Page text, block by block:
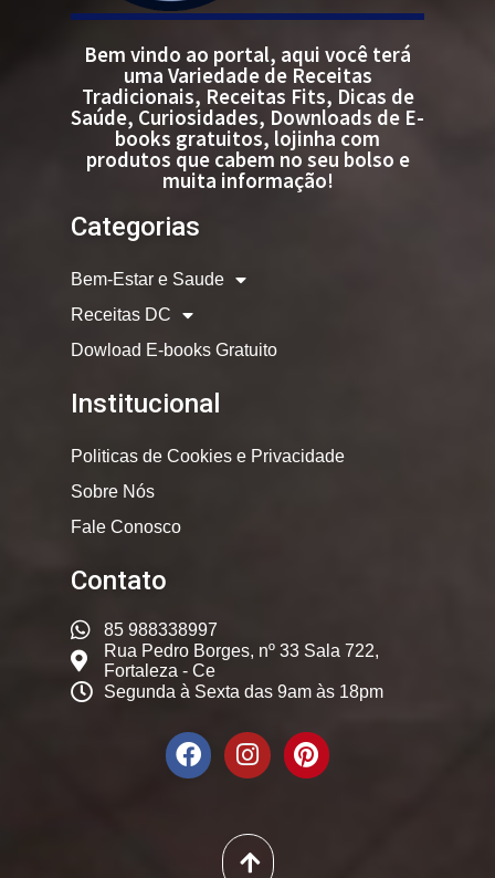
Bem vindo ao portal, aqui você terá
uma Variedade de Receitas
Tradicionais, Receitas Fits, Dicas de
Saúde, Curiosidades, Downloads de E-
books gratuitos, lojinha com
produtos que cabem no seu bolso e
muita informação!
Categorias
Bem-Estar e Saude
Receitas DC
Dowload E-books Gratuito
Institucional
Politicas de Cookies e Privacidade
Sobre Nós
Fale Conosco
Contato
85 988338997
Rua Pedro Borges, nº 33 Sala 722,
Fortaleza - Ce
Segunda à Sexta das 9am às 18pm